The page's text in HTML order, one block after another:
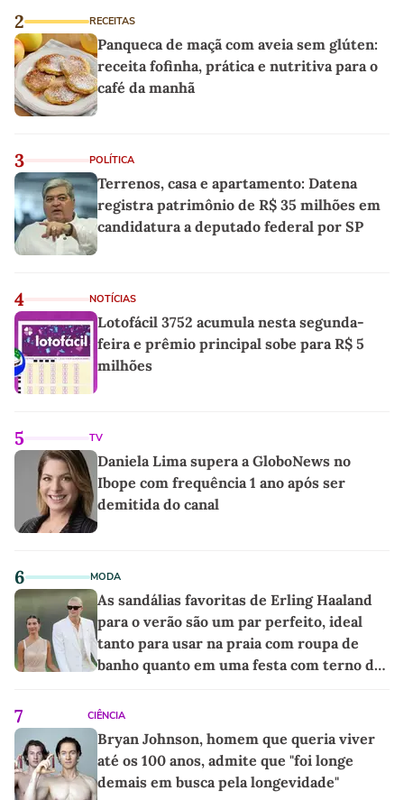
2 RECEITAS
Panqueca de maçã com aveia sem glúten:
receita fofinha, prática e nutritiva para o
café da manhã
3 POLÍTICA
Terrenos, casa e apartamento: Datena
registra patrimônio de R$ 35 milhões em
candidatura a deputado federal por SP
4 NOTÍCIAS
Lotofácil 3752 acumula nesta segunda-
feira e prêmio principal sobe para R$ 5
milhões
5 TV
Daniela Lima supera a GloboNews no
Ibope com frequência 1 ano após ser
demitida do canal
6 MODA
As sandálias favoritas de Erling Haaland
para o verão são um par perfeito, ideal
tanto para usar na praia com roupa de
banho quanto em uma festa com terno de
7 CIÊNCIA
Bryan Johnson, homem que queria viver
até os 100 anos, admite que "foi longe
demais em busca pela longevidade"